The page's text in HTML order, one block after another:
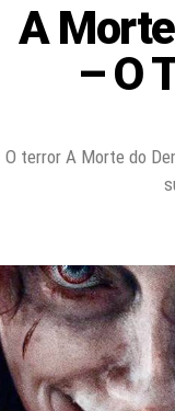
A
– O
O terror A Morte do